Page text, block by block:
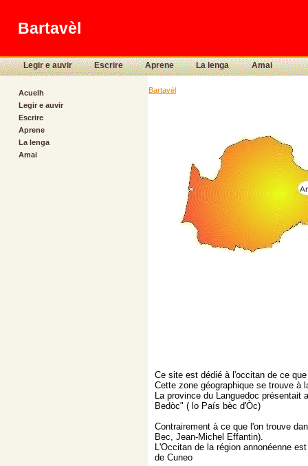
Bartavèl
Legir e auvir Escrire Aprene La lenga Amai
Acuelh
Legir e auvir
Escrire
Aprene
La lenga
Amai
Bartavèl
Ce site est dédié à l'occitan de ce
Cette zone géographique se trouve à
La province du Languedoc
Bedòc" ( lo País bèc d'Òc)
Contrairement à ce que l'on trouve
Bec, Jean-Michel Effantin).
L'Occitan de la région annonéenne
de Cuneo